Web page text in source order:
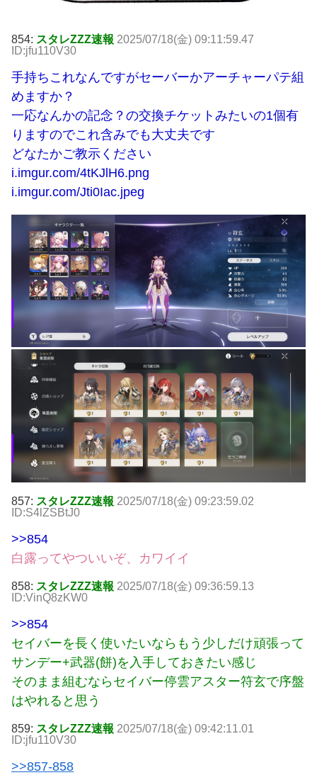
854: スタレZZZ速報 2025/07/18(金) 09:11:59.47
ID:jfu110V30
手持ちこれなんですがセーバーかアーチャーパテ組
めますか？
一応なんかの記念？の交換チケットみたいの1個有
りますのでこれ含みでも大丈夫です
どなたかご教示ください
i.imgur.com/4tKJlH6.png
i.imgur.com/Jti0Iac.jpeg
857: スタレZZZ速報 2025/07/18(金) 09:23:59.02
ID:S4lZSBtJ0
>>854
白露ってやついいぞ、カワイイ
858: スタレZZZ速報 2025/07/18(金) 09:36:59.13
ID:VinQ8zKW0
>>854
セイバーを長く使いたいならもう少しだけ頑張って
サンデー+武器(餅)を入手しておきたい感じ
そのまま組むならセイバー停雲アスター符玄で序盤
はやれると思う
859: スタレZZZ速報 2025/07/18(金) 09:42:11.01
ID:jfu110V30
>>857-858